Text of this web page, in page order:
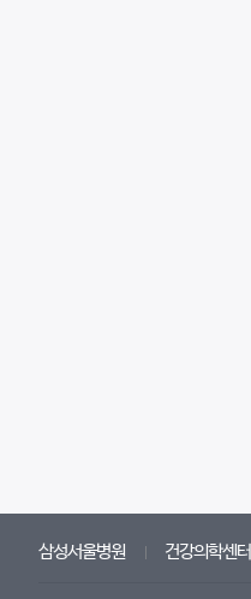
삼성서울병원 건강의학센터